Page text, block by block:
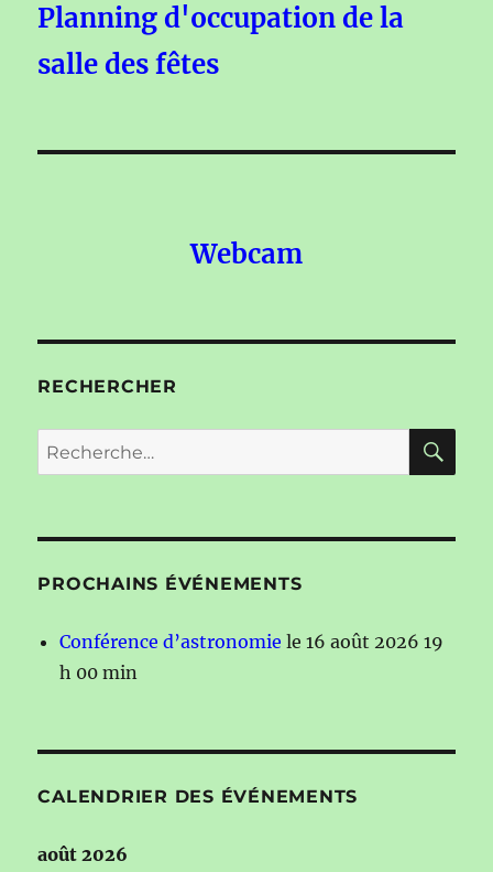
Planning d'occupation de la
salle des fêtes
Webcam
RECHERCHER
Recherche
pour :
PROCHAINS ÉVÉNEMENTS
Conférence d’astronomie le 16 août 2026 19
h 00 min
CALENDRIER DES ÉVÉNEMENTS
août 2026